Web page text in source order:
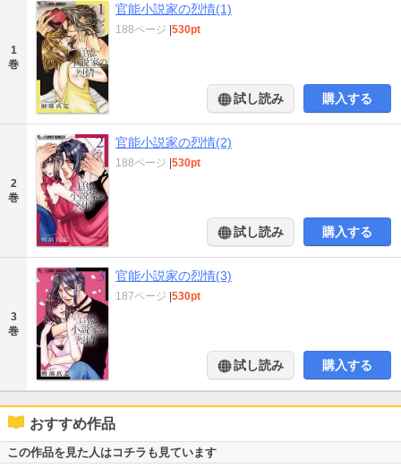
1
巻
官能小説家の烈情(1)
188ページ |530pt
試し読み 購入する
2
巻
官能小説家の烈情(2)
188ページ |530pt
試し読み 購入する
3
巻
官能小説家の烈情(3)
187ページ |530pt
試し読み 購入する
おすすめ作品
この作品を見た人はコチラも見ています